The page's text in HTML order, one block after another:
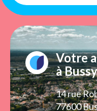
Votre
à
14 rue
77600